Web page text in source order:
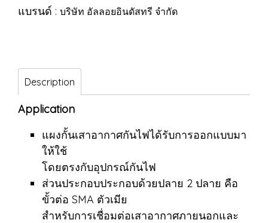
แบรนด์ : บริษัท อัลลอยอินดัสทรี จำกัด
Description
Application
แผงกั้นเสาอากาศกันไฟได้รับการออกแบบมา
ให้ใช้
โดยตรงกับอุปกรณ์กันไฟ
ส่วนประกอบประกอบด้วยปลาย 2 ปลาย คือ
ขั้วต่อ SMA ตัวเมีย
สำหรับการเชื่อมต่อเสาอากาศภายนอกและ